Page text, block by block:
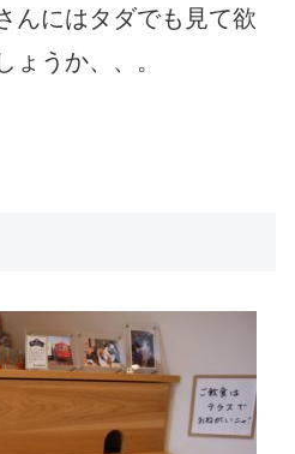
んにはタダでも見て欲
ょうか、、。